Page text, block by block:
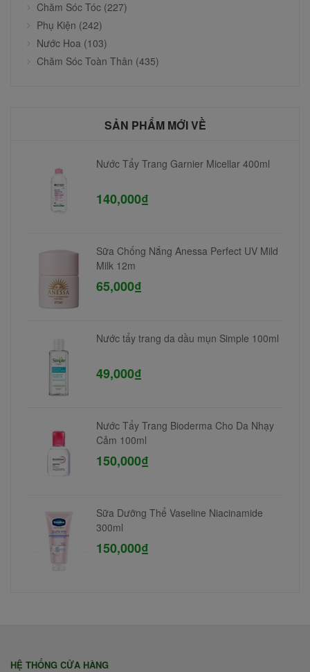
Chăm Sóc Tóc (227)
Phụ Kiện (242)
Nước Hoa (103)
Chăm Sóc Toàn Thân (435)
SẢN PHẨM MỚI VỀ
Nước Tẩy Trang Garnier Micellar 400ml
140,000₫
Sữa Chống Nắng Anessa Perfect UV Mild
Milk 12m
65,000₫
Nước tẩy trang da dầu mụn Simple 100ml
49,000₫
Nước Tẩy Trang Bioderma Cho Da Nhạy
Cảm 100ml
150,000₫
Sữa Dưỡng Thể Vaseline Niacinamide
300ml
150,000₫
HỆ THỐNG CỬA HÀNG